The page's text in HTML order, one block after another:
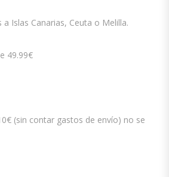
Islas Canarias, Ceuta o Melilla.
49.99€
(sin contar gastos de envío) no se